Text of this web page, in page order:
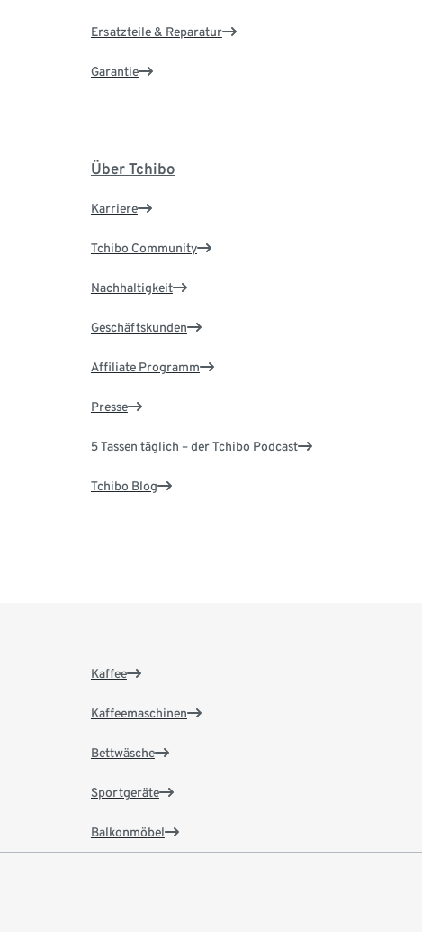
Ersatzteile & Reparatur
Garantie
Über Tchibo
Karriere
Tchibo Community
Nachhaltigkeit
Geschäftskunden
Affiliate Programm
Presse
5 Tassen täglich – der Tchibo Podcast
Tchibo Blog
Kaffee
Kaffeemaschinen
Bettwäsche
Sportgeräte
Balkonmöbel